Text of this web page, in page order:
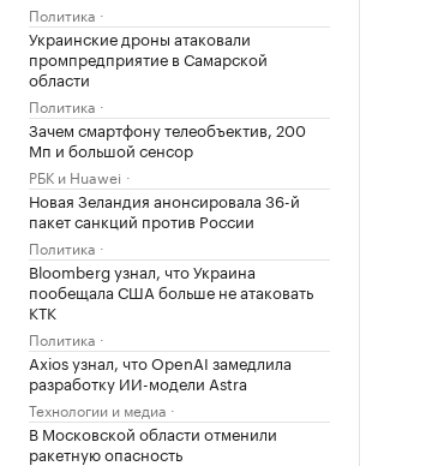
Политика
Украинские дроны атаковали
промпредприятие в Самарской
области
Политика
Зачем смартфону телеобъектив, 200
Мп и большой сенсор
РБК и Huawei
Новая Зеландия анонсировала 36-й
пакет санкций против России
Политика
Bloomberg узнал, что Украина
пообещала США больше не атаковать
КТК
Политика
Axios узнал, что OpenAI замедлила
разработку ИИ-модели Astra
Технологии и медиа
В Московской области отменили
ракетную опасность